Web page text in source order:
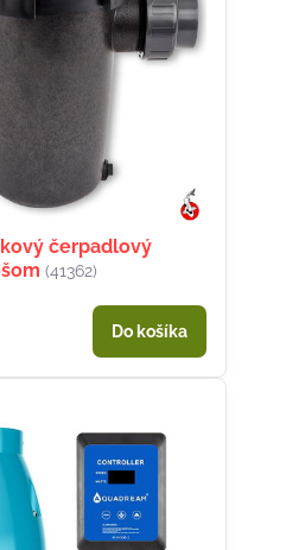
čerpadlový
(41362)
Do košíka